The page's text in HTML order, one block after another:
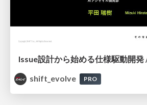
shift_evolve
PRO